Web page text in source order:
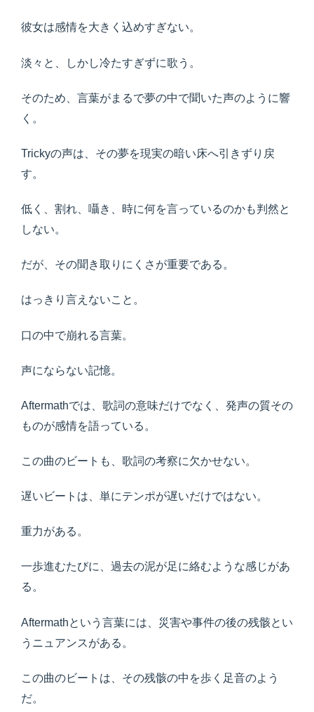
彼女は感情を大きく込めすぎない。
淡々と、しかし冷たすぎずに歌う。
そのため、言葉がまるで夢の中で聞いた声のように響
く。
Trickyの声は、その夢を現実の暗い床へ引きずり戻
す。
低く、割れ、囁き、時に何を言っているのかも判然と
しない。
だが、その聞き取りにくさが重要である。
はっきり言えないこと。
口の中で崩れる言葉。
声にならない記憶。
Aftermathでは、歌詞の意味だけでなく、発声の質その
ものが感情を語っている。
この曲のビートも、歌詞の考察に欠かせない。
遅いビートは、単にテンポが遅いだけではない。
重力がある。
一歩進むたびに、過去の泥が足に絡むような感じがあ
る。
Aftermathという言葉には、災害や事件の後の残骸とい
うニュアンスがある。
この曲のビートは、その残骸の中を歩く足音のよう
だ。